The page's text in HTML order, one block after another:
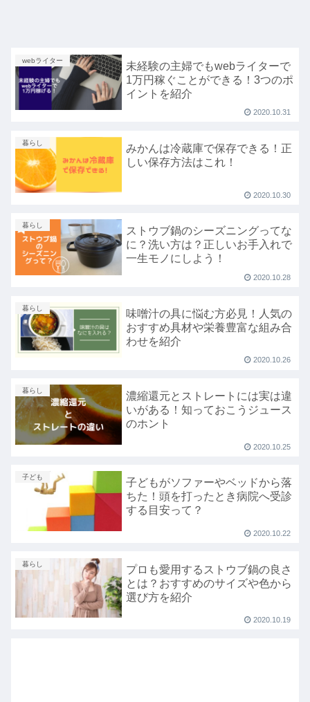
webライター
未経験の主婦でもwebライターで
1万円稼ぐことができる！3つのポ
イントを紹介
2020.10.31
暮らし
みかんは冷蔵庫で保存できる！正
しい保存方法はこれ！
2020.10.30
暮らし
ストウブ鍋のシーズニングってな
に？洗い方は？正しいお手入れで
一生モノにしよう！
2020.10.28
暮らし
味噌汁の具に悩む方必見！人気の
おすすめ具材や栄養豊富な組み合
わせを紹介
2020.10.26
暮らし
濃縮還元とストレートには実は違
いがある！知っておこうジュース
のホント
2020.10.25
子ども
子どもがソファーやベッドから落
ちた！頭を打ったとき病院へ受診
する目安って？
2020.10.22
暮らし
プロも愛用するストウブ鍋の良さ
とは？おすすめのサイズや色から
選び方を紹介
2020.10.19